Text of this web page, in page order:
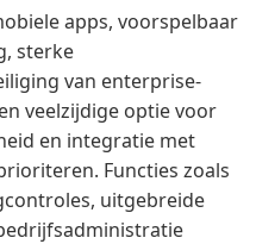
apps, voorspelbaar
sterke
van enterprise-
veelzijdige optie voor
en integratie met
Functies zoals
uitgebreide